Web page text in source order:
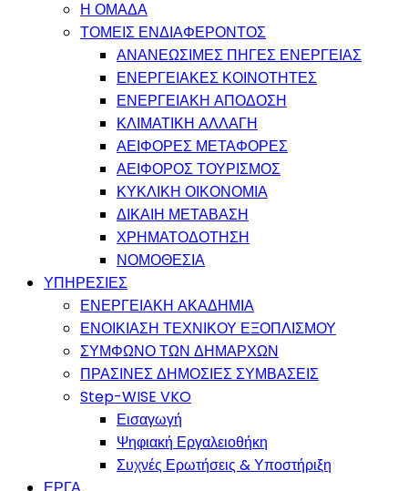
Η ΟΜΑΔΑ
ΤΟΜΕΙΣ ΕΝΔΙΑΦΕΡΟΝΤΟΣ
ΑΝΑΝΕΩΣΙΜΕΣ ΠΗΓΕΣ ΕΝΕΡΓΕΙΑΣ
ΕΝΕΡΓΕΙΑΚΕΣ ΚΟΙΝΟΤΗΤΕΣ
ΕΝΕΡΓΕΙΑΚΗ ΑΠΟΔΟΣΗ
ΚΛΙΜΑΤΙΚΗ ΑΛΛΑΓΗ
ΑΕΙΦΟΡΕΣ ΜΕΤΑΦΟΡΕΣ
ΑΕΙΦΟΡΟΣ ΤΟΥΡΙΣΜΟΣ
ΚΥΚΛΙΚΗ ΟΙΚΟΝΟΜΙΑ
ΔΙΚΑΙΗ ΜΕΤΑΒΑΣΗ
ΧΡΗΜΑΤΟΔΟΤΗΣΗ
ΝΟΜΟΘΕΣΙΑ
ΥΠΗΡΕΣΙΕΣ
ΕΝΕΡΓΕΙΑΚΗ ΑΚΑΔΗΜΙΑ
ΕΝΟΙΚΙΑΣΗ ΤΕΧΝΙΚΟΥ ΕΞΟΠΛΙΣΜΟΥ
ΣΥΜΦΩΝΟ ΤΩΝ ΔΗΜΑΡΧΩΝ
ΠΡΑΣΙΝΕΣ ΔΗΜΟΣΙΕΣ ΣΥΜΒΑΣΕΙΣ
Step-WISE VKO
Εισαγωγή
Ψηφιακή Εργαλειοθήκη
Συχνές Ερωτήσεις & Υποστήριξη